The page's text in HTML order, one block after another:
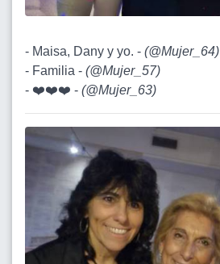
- Maisa, Dany y yo. - (@Mujer_64)
- Familia - (@Mujer_57)
- ❤️❤️❤️ - (@Mujer_63)